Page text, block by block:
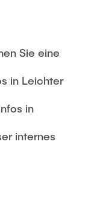
Sie eine
in Leichter
in
internes